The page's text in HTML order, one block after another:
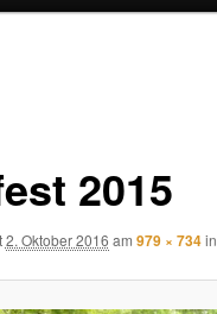
2015
2. Oktober 2016 am 979 × 734in